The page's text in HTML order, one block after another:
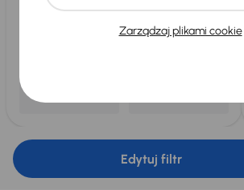
Edytuj filtr
Zarządzaj plikami cookie